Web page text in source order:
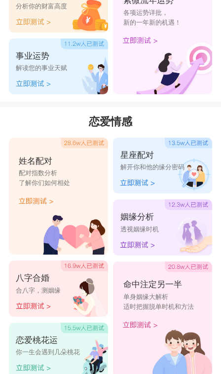
被吸引的天蝎，相处后也开始慢慢觉得到他们挺自
私、挺冷酷的，不是她们所需要的，所以她们会用
自己的一套方法，逼双子们走得更快。
星座乐原创文章，转载需注明出处
分析你的财富高度
事业运势
解读您的事业天赋
各项运势详批，
新的一年新的机遇！
恋爱情感
姓名配对
配对指数分析
了解你们如何相处
八字合婚
合八字，测姻缘
恋爱桃花运
你一生会遇到几朵桃花
星座配对
解开你和他的缘分密码
姻缘分析
透视姻缘时机
命中注定另一半
单身姻缘大解析
适时把握脱单时机和方法